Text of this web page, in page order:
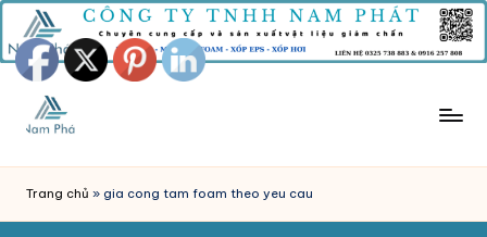
Skip
to
content
Ú
T
Tnhh
Trang chủ » gia cong tam foam theo yeu cau